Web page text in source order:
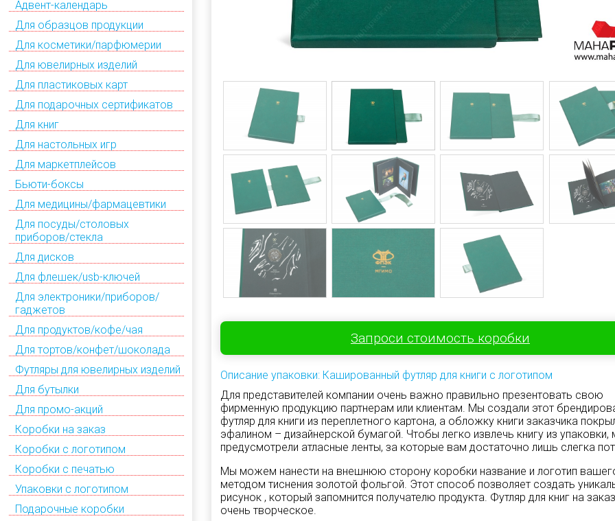
Адвент-календарь
Для образцов продукции
Для косметики/парфюмерии
Для ювелирных изделий
Для пластиковых карт
Для подарочных сертификатов
Для книг
Для настольных игр
Для маркетплейсов
Бьюти-боксы
Для медицины/фармацевтики
Для посуды/столовых
приборов/стекла
Для дисков
Для флешек/usb-ключей
Для электроники/приборов/
гаджетов
Для продуктов/кофе/чая
Для тортов/конфет/шоколада
Футляры для ювелирных изделий
Для бутылки
Для промо-акций
Коробки на заказ
Коробки с логотипом
Коробки с печатью
Упаковки с логотипом
Подарочные коробки
Запроси стоимость коробки
Описание упаковки: Кашированный футляр для книги с логотипом
Для представителей компании очень важно правильно презентовать свою
фирменную продукцию партнерам или клиентам. Мы создали этот
футляр для книги из переплетного картона, а обложку книги заказчика
эфалином – дизайнерской бумагой. Чтобы легко извлечь книгу из упаковки,
предусмотрели атласные ленты, за которые вам достаточно лишь слегка
Мы можем нанести на внешнюю сторону коробки название и логотип
методом тиснения золотой фольгой. Этот способ позволяет создать
рисунок , который запомнится получателю продукта. Футляр для книг на
очень творческое.